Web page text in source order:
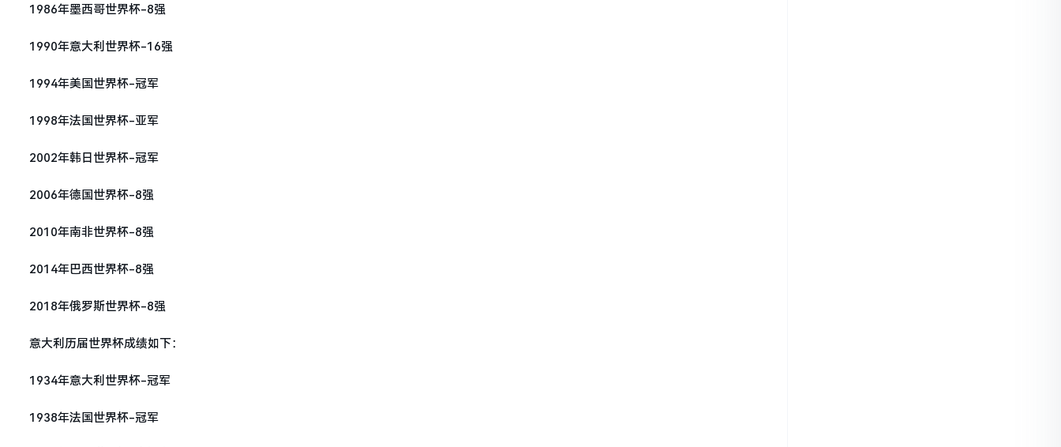
1986年墨西哥世界杯-8强
1990年意大利世界杯-16强
1994年美国世界杯-冠军
1998年法国世界杯-亚军
2002年韩日世界杯-冠军
2006年德国世界杯-8强
2010年南非世界杯-8强
2014年巴西世界杯-8强
2018年俄罗斯世界杯-8强
意大利历届世界杯成绩如下：
1934年意大利世界杯-冠军
1938年法国世界杯-冠军